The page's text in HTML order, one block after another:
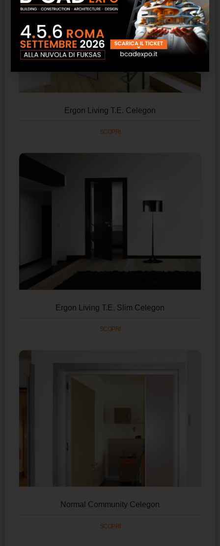
Ergon Living T.E. Celegon
SCOPRI
Ergon Living T.E. Slim Celegon
SCOPRI
Normal Community Celegon
SCOPRI